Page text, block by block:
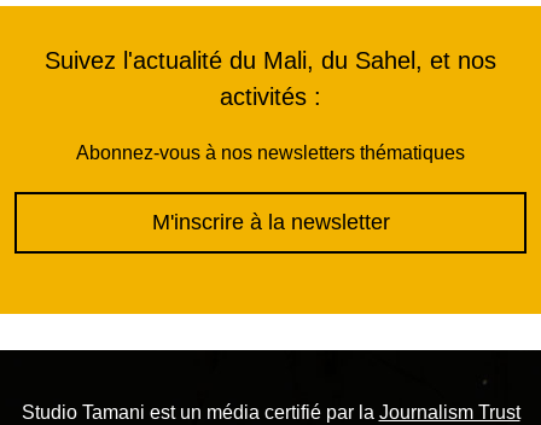
Suivez l'actualité du Mali, du Sahel, et nos
activités :
Abonnez-vous à nos newsletters thématiques
M'inscrire à la newsletter
Studio Tamani est un média certifié par la Journalism Trust